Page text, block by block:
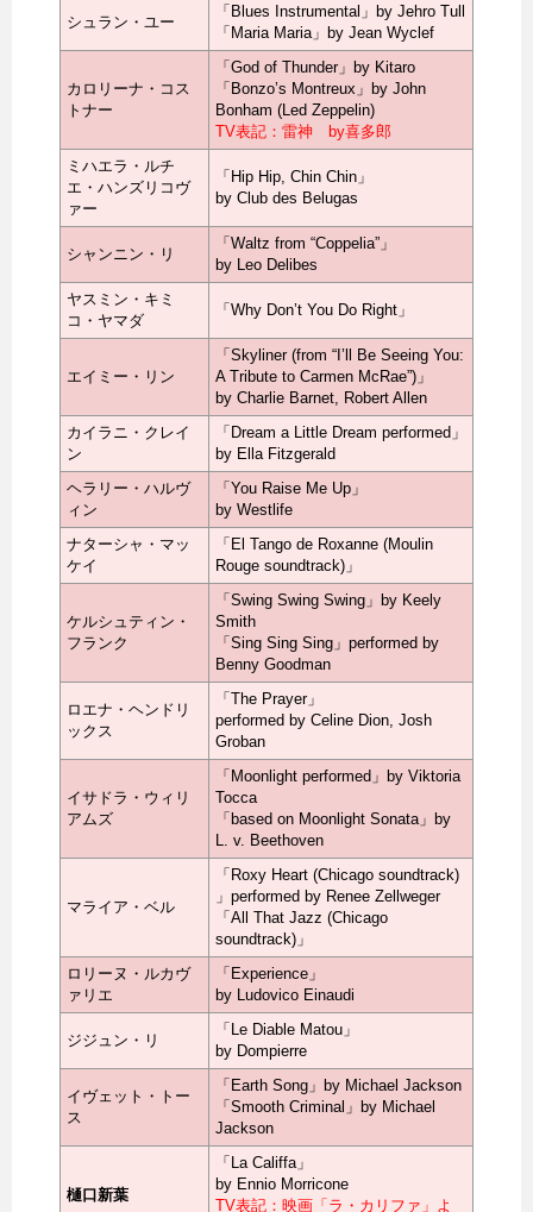
シュラン・ユー
「Blues Instrumental」by Jehro Tull
「Maria Maria」by Jean Wyclef
カロリーナ・コス
トナー
「God of Thunder」by Kitaro
「Bonzo’s Montreux」by John
Bonham (Led Zeppelin)
TV表記：雷神 by喜多郎
ミハエラ・ルチ
エ・ハンズリコヴ
ァー
「Hip Hip, Chin Chin」
by Club des Belugas
シャンニン・リ
「Waltz from “Coppelia”」
by Leo Delibes
ヤスミン・キミ
コ・ヤマダ
「Why Don’t You Do Right」
エイミー・リン
「Skyliner (from “I’ll Be Seeing You:
A Tribute to Carmen McRae”)」
by Charlie Barnet, Robert Allen
カイラニ・クレイ
ン
「Dream a Little Dream performed」
by Ella Fitzgerald
ヘラリー・ハルヴ
ィン
「You Raise Me Up」
by Westlife
ナターシャ・マッ
ケイ
「El Tango de Roxanne (Moulin
Rouge soundtrack)」
ケルシュティン・
フランク
「Swing Swing Swing」by Keely
Smith
「Sing Sing Sing」performed by
Benny Goodman
ロエナ・ヘンドリ
ックス
「The Prayer」
performed by Celine Dion, Josh
Groban
イサドラ・ウィリ
アムズ
「Moonlight performed」by Viktoria
Tocca
「based on Moonlight Sonata」by
L. v. Beethoven
マライア・ベル
「Roxy Heart (Chicago soundtrack)
」performed by Renee Zellweger
「All That Jazz (Chicago
soundtrack)」
ロリーヌ・ルカヴ
ァリエ
「Experience」
by Ludovico Einaudi
ジジュン・リ
「Le Diable Matou」
by Dompierre
イヴェット・トー
ス
「Earth Song」by Michael Jackson
「Smooth Criminal」by Michael
Jackson
樋口新葉
「La Califfa」
by Ennio Morricone
TV表記：映画「ラ・カリファ」よ